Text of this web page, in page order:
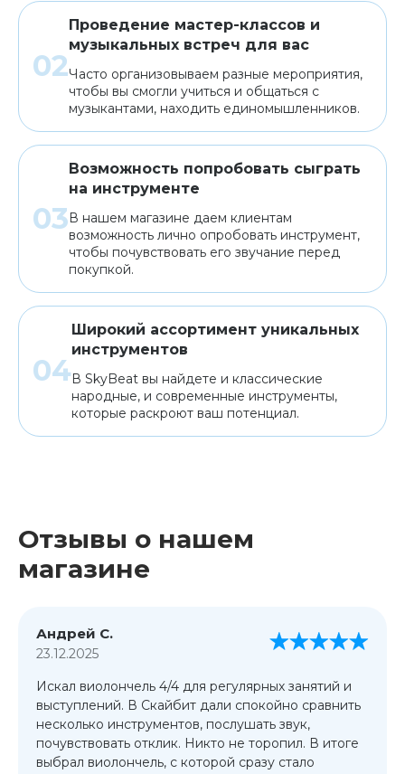
Проведение мастер-классов и
музыкальных встреч для вас
Часто организовываем разные мероприятия,
чтобы вы смогли учиться и общаться с
музыкантами, находить единомышленников.
Возможность попробовать сыграть
на инструменте
В нашем магазине даем клиентам
возможность лично опробовать инструмент,
чтобы почувствовать его звучание перед
покупкой.
Широкий ассортимент уникальных
инструментов
В SkyBeat вы найдете и классические
народные, и современные инструменты,
которые раскроют ваш потенциал.
Отзывы о нашем
магазине
Андрей С.
23.12.2025
Искал виолончель 4/4 для регулярных занятий и
выступлений. В Скайбит дали спокойно сравнить
несколько инструментов, послушать звук,
почувствовать отклик. Никто не торопил. В итоге
выбрал виолончель, с которой сразу стало